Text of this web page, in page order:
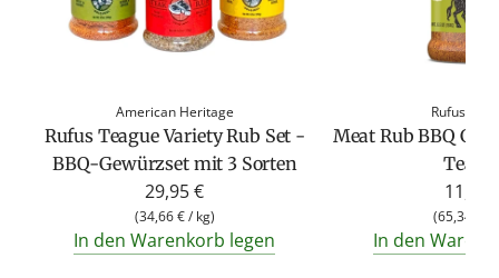
American Heritage
Rufus Teague Variety Rub Set -
BBQ-Gewürzset mit 3 Sorten
29,95 €
(34,66 €/ kg)
In den Warenkorb legen
Rufus
Meat Rub BBQ
11,50
(65,34 €
In den